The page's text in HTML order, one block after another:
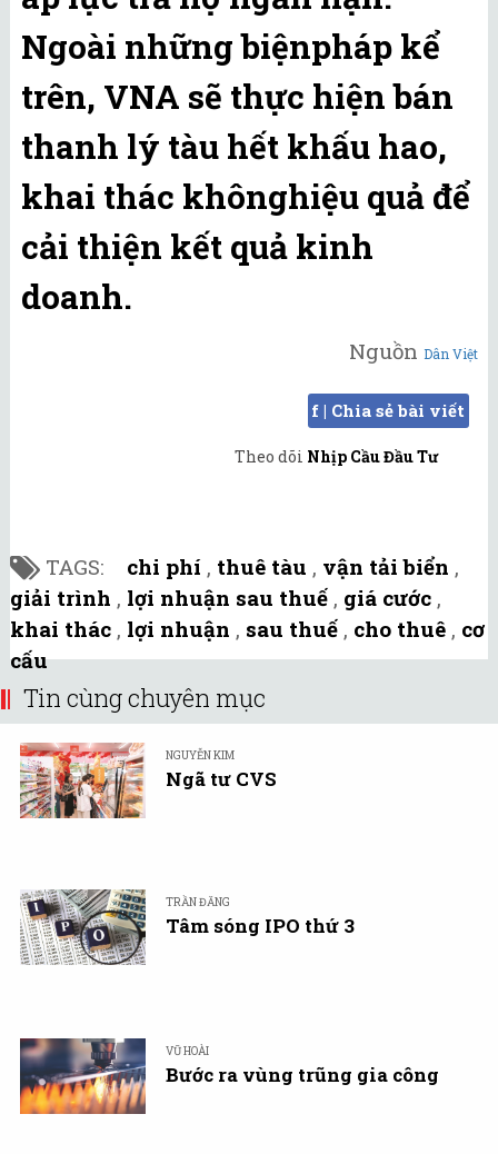
Ngoài những biệnpháp kể
trên, VNA sẽ thực hiện bán
thanh lý tàu hết khấu hao,
khai thác khônghiệu quả để
cải thiện kết quả kinh
doanh.
Nguồn Dân Việt
f | Chia sẻ bài viết
Theo dõi Nhịp Cầu Đầu Tư
TAGS: chi phí , thuê tàu , vận tải biển ,
giải trình , lợi nhuận sau thuế , giá cước ,
khai thác , lợi nhuận , sau thuế , cho thuê , cơ
cấu
Tin cùng chuyên mục
NGUYỄN KIM
Ngã tư CVS
TRẦN ĐĂNG
Tâm sóng IPO thứ 3
VŨ HOÀI
Bước ra vùng trũng gia công